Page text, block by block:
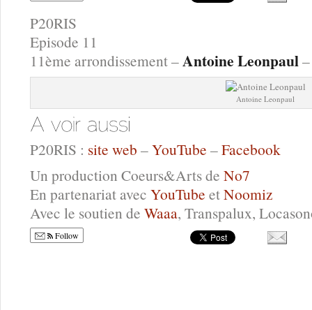
P20RIS
Episode 11
11ème arrondissement –Antoine Leonpaul
Antoine Leonpaul
P20RIS : site web –YouTube –Facebook
Un production Coeurs&Arts de No7
En partenariat avec YouTube etNoomiz
Avec le soutien de Waaa, Transpalux,
Follow